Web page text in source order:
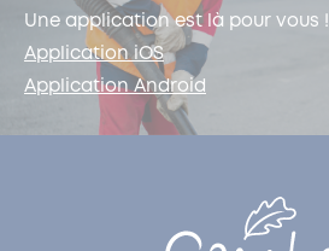
Une application est là pour vous !
Application iOS
Application Android